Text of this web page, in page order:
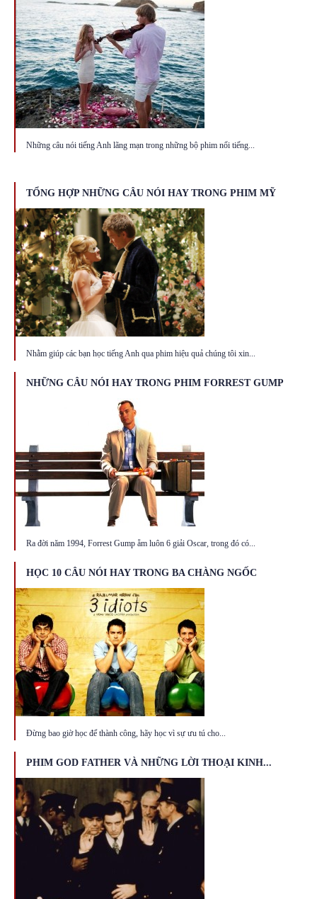
Những câu nói tiếng Anh lãng mạn trong những bộ phim nổi tiếng...
TỔNG HỢP NHỮNG CÂU NÓI HAY TRONG PHIM MỸ
Nhằm giúp các bạn học tiếng Anh qua phim hiệu quả chúng tôi xin...
NHỮNG CÂU NÓI HAY TRONG PHIM FORREST GUMP
Ra đời năm 1994, Forrest Gump ẵm luôn 6 giải Oscar, trong đó có...
HỌC 10 CÂU NÓI HAY TRONG BA CHÀNG NGỐC
Đừng bao giờ học để thành công, hãy học vì sự ưu tú cho...
PHIM GOD FATHER VÀ NHỮNG LỜI THOẠI KINH...